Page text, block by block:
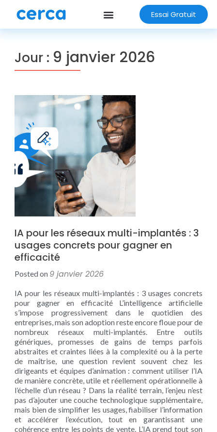
Essai Gratuit
Jour : 9 janvier 2026
IA pour les réseaux multi-implantés : 3
usages concrets pour gagner en
efficacité
Posted on 9 janvier 2026
IA pour les réseaux multi-implantés : 3 usages concrets
pour gagner en efficacité L’intelligence artificielle
s’impose progressivement dans le quotidien des
entreprises, mais son adoption reste encore floue pour de
nombreux réseaux multi-implantés. Entre outils
génériques, promesses de gains de temps parfois
abstraites et craintes liées à la complexité ou à la perte
de maîtrise, une question revient souvent chez les
dirigeants et équipes d’animation : comment utiliser l’IA
de manière concrète, utile et réellement opérationnelle à
l’échelle d’un réseau ? Dans la réalité terrain, l’enjeu n’est
pas d’ajouter une couche technologique supplémentaire,
mais bien de simplifier les usages, fiabiliser l’information
et accélérer l’exécution, tout en garantissant une
cohérence entre les points de vente. L’IA prend tout son